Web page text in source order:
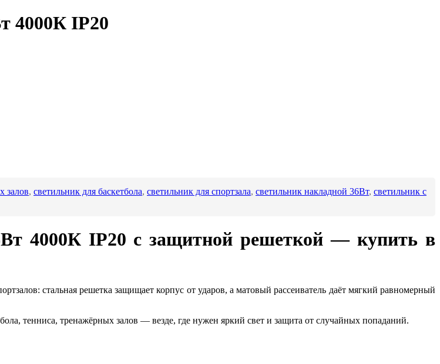
4000К IP20
залов, светильник для баскетбола, светильник для спортзала, светильник накладной 36Вт, светильник с
4000К IP20 с защитной решеткой — купить в
стальная решетка защищает корпус от ударов, а матовый рассеиватель даёт мягкий равномерный
тенниса, тренажёрных залов — везде, где нужен яркий свет и защита от случайных попаданий.